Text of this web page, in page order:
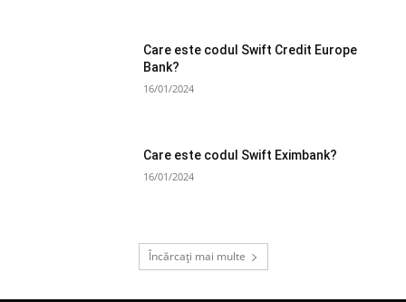
Care este codul Swift Credit Europe
Bank?
16/01/2024
Care este codul Swift Eximbank?
16/01/2024
Încărcați mai multe